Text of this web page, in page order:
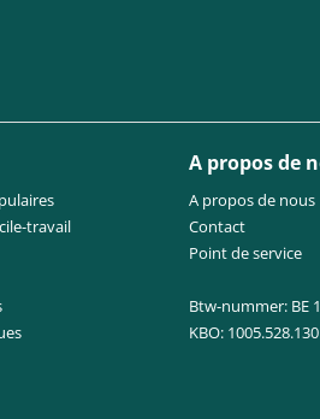
travail
A propos de
A propos de nous
Contact
Point de service
Btw-nummer: BE
KBO: 1005.528.130